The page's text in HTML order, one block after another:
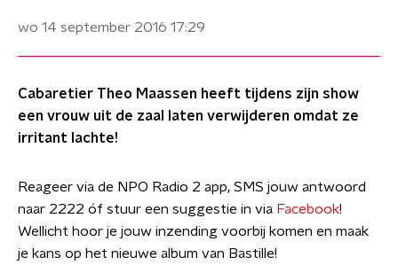
wo 14 september 2016 17:29
Cabaretier Theo Maassen heeft tijdens zijn show
een vrouw uit de zaal laten verwijderen omdat ze
irritant lachte!
Reageer via de NPO Radio 2 app, SMS jouw antwoord
naar 2222 óf stuur een suggestie in via Facebook!
Wellicht hoor je jouw inzending voorbij komen en maak
je kans op het nieuwe album van Bastille!